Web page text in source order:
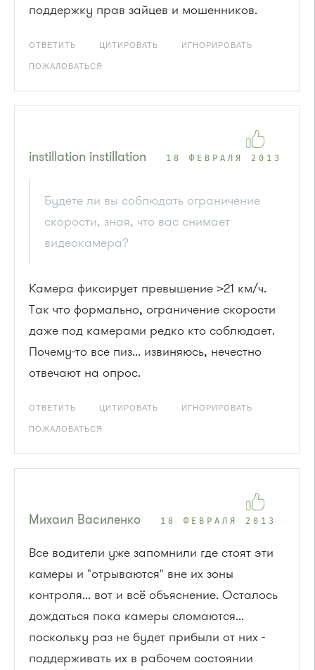
поддержку прав зайцев и мошенников.
ОТВЕТИТЬ ЦИТИРОВАТЬ ИГНОРИРОВАТЬ
ПОЖАЛОВАТЬСЯ
instillation instillation 18 ФЕВРАЛЯ 2013
Будете ли вы соблюдать ограничение
скорости, зная, что вас снимает
видеокамера?
Камера фиксирует превышение >21 км/ч.
Так что формально, ограничение скорости
даже под камерами редко кто соблюдает.
Почему-то все пиз... извиняюсь, нечестно
отвечают на опрос.
ОТВЕТИТЬ ЦИТИРОВАТЬ ИГНОРИРОВАТЬ
ПОЖАЛОВАТЬСЯ
Михаил Василенко 18 ФЕВРАЛЯ 2013
Все водители уже запомнили где стоят эти
камеры и "отрываются" вне их зоны
контроля... вот и всё объяснение. Осталось
дождаться пока камеры сломаются...
поскольку раз не будет прибыли от них -
поддерживать их в рабочем состоянии